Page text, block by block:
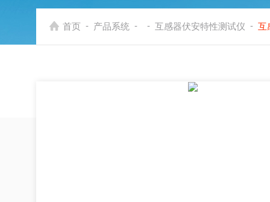
首页 - 产品系统 - - 互感器伏安特性测试仪 - 互